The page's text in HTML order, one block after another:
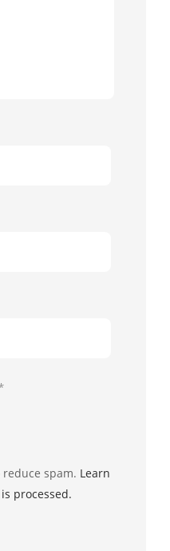
spam. Learn
processed.